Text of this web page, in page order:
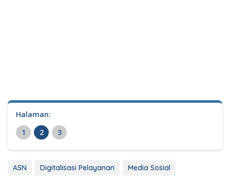
Halaman:
1
2 3
ASN Digitalisasi Pelayanan Media Sosial